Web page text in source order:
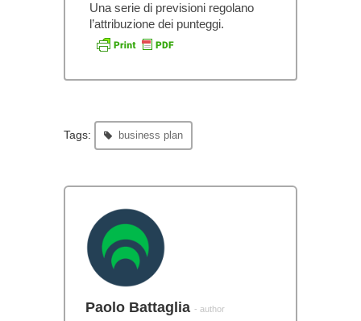
Una serie di previsioni regolano
l’attribuzione dei punteggi.
Tags: business plan
Paolo Battaglia - author